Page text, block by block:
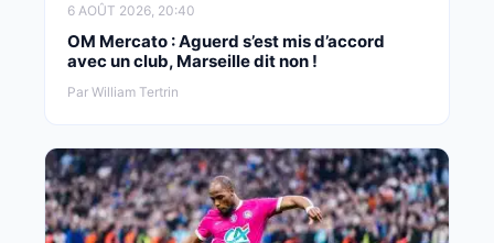
6 AOÛT 2026, 20:40
OM Mercato : Aguerd s’est mis d’accord
avec un club, Marseille dit non !
Par William Tertrin